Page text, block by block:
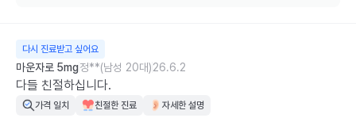
다시 진료받고 싶어요
마운자로 5mg정**(남성 20대)26.6.2
다들 친절하십니다.
가격 일치 친절한 진료 자세한 설명